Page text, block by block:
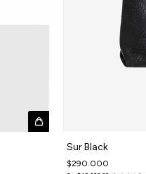
Sur Black
$290.000